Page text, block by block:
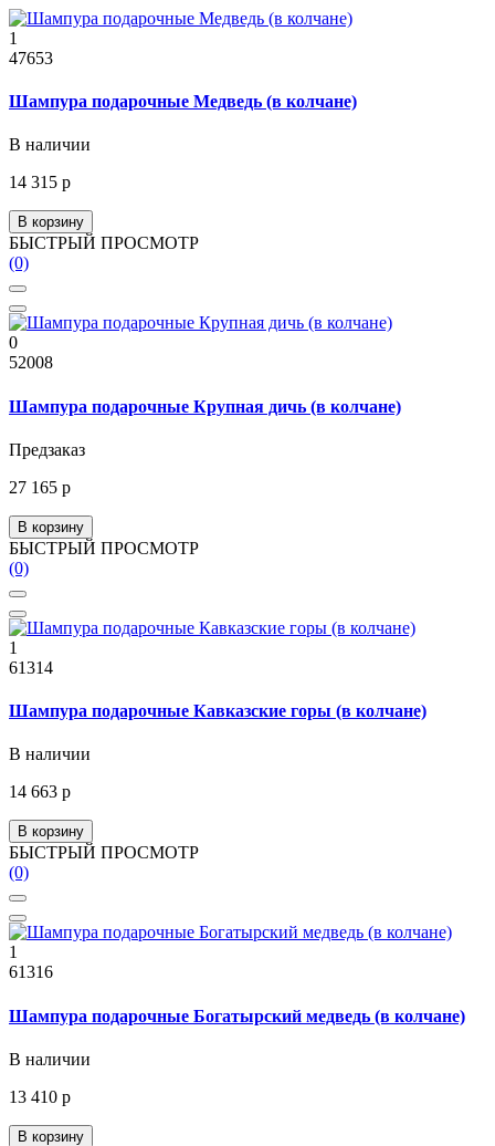
1
47653
Шампура подарочные Медведь (в колчане)
В наличии
14 315 р
В корзину
БЫСТРЫЙ ПРОСМОТР
(0)
0
52008
Шампура подарочные Крупная дичь (в колчане)
Предзаказ
27 165 р
В корзину
БЫСТРЫЙ ПРОСМОТР
(0)
1
61314
Шампура подарочные Кавказские горы (в колчане)
В наличии
14 663 р
В корзину
БЫСТРЫЙ ПРОСМОТР
(0)
1
61316
Шампура подарочные Богатырский медведь (в колчане)
В наличии
13 410 р
В корзину